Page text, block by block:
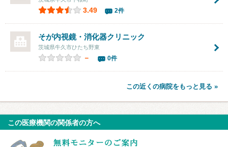
3.49 2件
そが内視鏡・消化器クリニック
茨城県牛久市ひたち野東
－ 0件
この近くの病院をもっと見る »
この医療機関の関係者の方へ